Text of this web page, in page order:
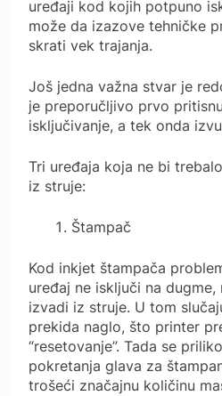
uređaji kod kojih potpuno
može da izazove tehničke
skrati vek trajanja.
Još jedna važna stvar je
je preporučljivo prvo
isključivanje, a tek onda
Tri uređaja koja ne bi
iz struje:
Štampač
Kod inkjet štampača
uređaj ne isključi na
izvadi iz struje. U tom
prekida naglo, što printer
“resetovanje”. Tada se
pokretanja glava za
trošeći značajnu količinu